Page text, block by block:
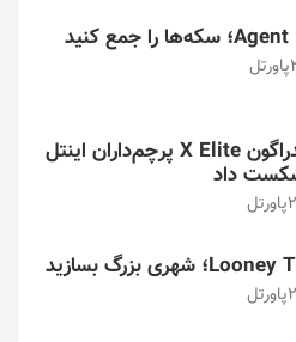
پاورتل
تراشه اسنپدراگون X Elite پرچم‌داران اینتل
پاورتل
پاورتل